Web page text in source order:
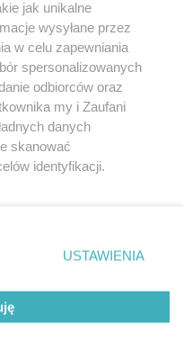
praw. Jakiekolwiek użycie lub
z naruszeniem prawa,
pod groźbą kary i może być
Media
jak unikalne
wysyłane przez
w celu zapewniania
spersonalizowanych
odbiorców oraz
my i Zaufani
danych
skanować
identyfikacji.
ustawień prywatności
strony
wymagają zgody
się takiemu
zastosowanie tylko
USTAWIENIA